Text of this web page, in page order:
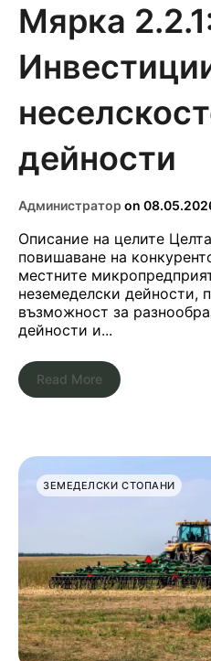
Мярка
дейности
Администратор on
Описание на целите
повишаване на
местните
неземеделски дейности,
възможност за
дейности и...
Read More
ЗЕМЕДЕЛСКИ СТОПАНИ